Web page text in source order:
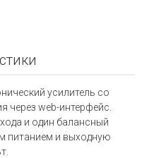
усилитель со
через web-интерфейс.
и один балансный
питанием и выходную